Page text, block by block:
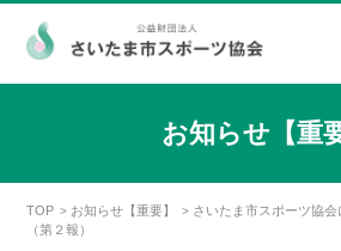
お知らせ【重要
TOP > お知らせ【重要】 > さいたま市スポーツ協
（第２報）